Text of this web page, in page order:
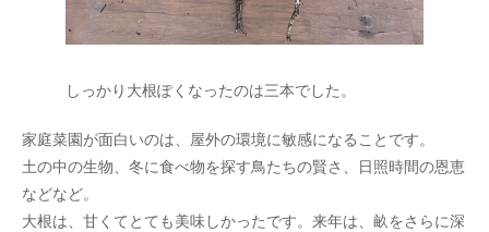
しっかり大根ぽくなったのは三本でした。
家庭菜園が面白いのは、屋外の環境に敏感になることです。
土の中の生物、冬に食べ物を探す鳥たちの賢さ、日照時間の恩恵
などなど。
大根は、甘くてとても美味しかったです。来年は、畝をさらに深